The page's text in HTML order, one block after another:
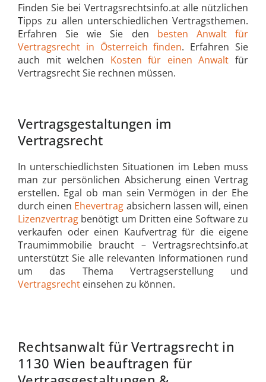
Rechtsanwalt für Vertragsrecht in
1130 Wien beauftragen für
Finden Sie bei Vertragsrechtsinfo.at alle nützlichen
Tipps zu allen unterschiedlichen Vertragsthemen.
Erfahren Sie wie Sie den besten Anwalt für
Vertragsrecht in Österreich finden. Erfahren Sie
auch mit welchen Kosten für einen Anwalt für
Vertragsrecht Sie rechnen müssen.
Vertragsgestaltungen im
Vertragsrecht
In unterschiedlichsten Situationen im Leben muss
man zur persönlichen Absicherung einen Vertrag
erstellen. Egal ob man sein Vermögen in der Ehe
durch einen Ehevertrag absichern lassen will, einen
Lizenzvertrag benötigt um Dritten eine Software zu
verkaufen oder einen Kaufvertrag für die eigene
Traumimmobilie braucht – Vertragsrechtsinfo.at
unterstützt Sie alle relevanten Informationen rund
um das Thema Vertragserstellung und
Vertragsrecht einsehen zu können.